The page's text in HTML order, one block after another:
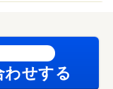
わせする